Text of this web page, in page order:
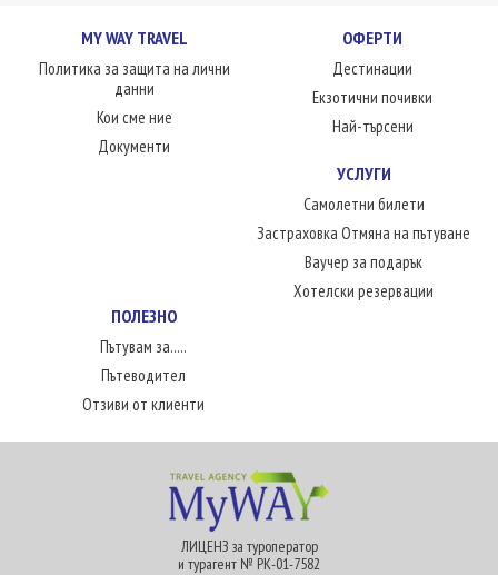
MY WAY TRAVEL
Политика за защита на лични
данни
Кои сме ние
Документи
ОФЕРТИ
Дестинации
Екзотични почивки
Най-търсени
УСЛУГИ
Самолетни билети
Застраховка Отмяна на пътуване
Ваучер за подарък
Хотелски резервации
ПОЛЕЗНО
Пътувам за.....
Пътеводител
Отзиви от клиенти
ЛИЦЕНЗ за туроператор
и турагент № РК-01-7582